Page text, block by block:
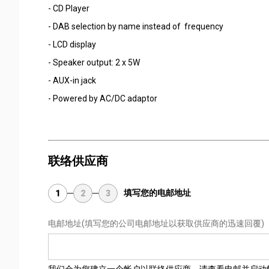
- CD Player
- DAB selection by name instead of frequency
- LCD display
- Speaker output: 2 x 5W
- AUX-in jack
- Powered by AC/DC adaptor
联络供应商
1 2 3 填写您的电邮地址
电邮地址(填写您的公司电邮地址以获取供应商的迅速回覆)